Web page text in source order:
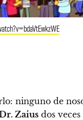
ninguno de
Zaius dos